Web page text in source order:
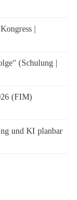
|
(Schulung |
(FIM)
und KI planbar